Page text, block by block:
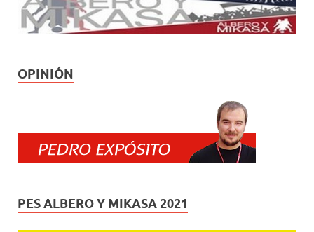
OPINIÓN
PES ALBERO Y MIKASA 2021